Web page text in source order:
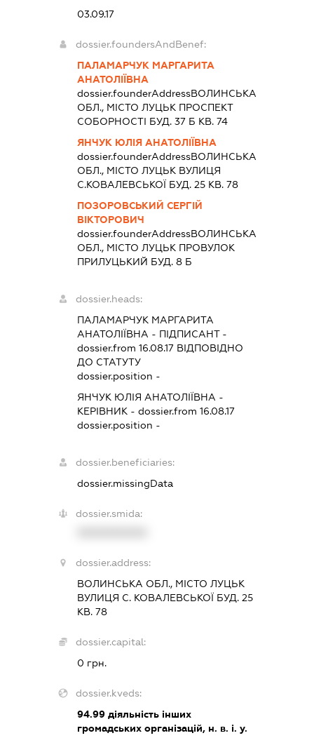
03.09.17
dossier.foundersAndBenef:
ПАЛАМАРЧУК МАРГАРИТА
АНАТОЛІЇВНА
dossier.founderAddressВОЛИНСЬКА
ОБЛ., МІСТО ЛУЦЬК ПРОСПЕКТ
СОБОРНОСТІ БУД. 37 Б КВ. 74
ЯНЧУК ЮЛІЯ АНАТОЛІЇВНА
dossier.founderAddressВОЛИНСЬКА
ОБЛ., МІСТО ЛУЦЬК ВУЛИЦЯ
С.КОВАЛЕВСЬКОЇ БУД. 25 КВ. 78
ПОЗОРОВСЬКИЙ СЕРГІЙ
ВІКТОРОВИЧ
dossier.founderAddressВОЛИНСЬКА
ОБЛ., МІСТО ЛУЦЬК ПРОВУЛОК
ПРИЛУЦЬКИЙ БУД. 8 Б
dossier.heads:
ПАЛАМАРЧУК МАРГАРИТА
АНАТОЛІЇВНА - ПІДПИСАНТ-
dossier.from 16.08.17ВІДПОВІДНО
ДО СТАТУТУ
dossier.position -
ЯНЧУК ЮЛІЯ АНАТОЛІЇВНА -
КЕРІВНИК- dossier.from 16.08.17
dossier.position -
dossier.beneficiaries:
dossier.missingData
dossier.smida:
dossier.address:
ВОЛИНСЬКА ОБЛ., МІСТО ЛУЦЬК
ВУЛИЦЯ С. КОВАЛЕВСЬКОЇ БУД. 25
КВ. 78
dossier.capital:
0 грн.
dossier.kveds:
94.99діяльність інших
громадських організацій, н. в. і. у.